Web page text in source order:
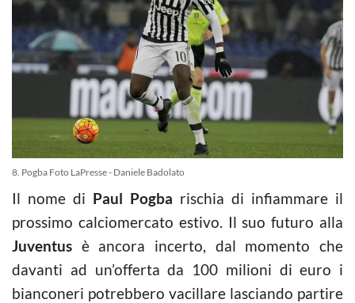
8. Pogba Foto LaPresse - Daniele Badolato
Il nome di Paul Pogba rischia di infiammare il
prossimo calciomercato estivo. Il suo futuro alla
Juventus è ancora incerto, dal momento che
davanti ad un’offerta da 100 milioni di euro i
bianconeri potrebbero vacillare lasciando partire